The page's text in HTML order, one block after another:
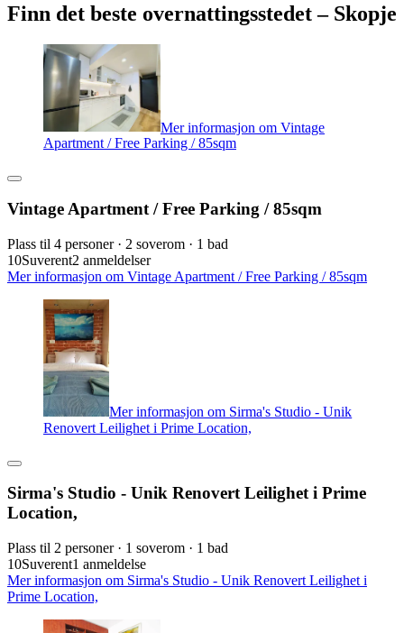
Finn det beste overnattingsstedet – Skopje
Mer informasjon om Vintage
Apartment / Free Parking / 85sqm
Vintage Apartment / Free Parking / 85sqm
Plass til 4 personer · 2 soverom · 1 bad
10Suverent2 anmeldelser
Mer informasjon om Vintage Apartment / Free Parking / 85sqm
Mer informasjon om Sirma's Studio - Unik
Renovert Leilighet i Prime Location,
Sirma's Studio - Unik Renovert Leilighet i Prime
Location,
Plass til 2 personer · 1 soverom · 1 bad
10Suverent1 anmeldelse
Mer informasjon om Sirma's Studio - Unik Renovert Leilighet i
Prime Location,